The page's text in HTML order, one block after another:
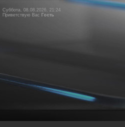
Суббота, 08.08.2026, 21:24
Приветствую Вас Гость